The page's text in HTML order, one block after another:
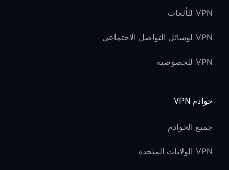
VPN للألعاب
VPN لوسائل التواصل الاجتماعي
VPN للخصوصية
خوادم VPN
جميع الخوادم
VPN الولايات المتحدة